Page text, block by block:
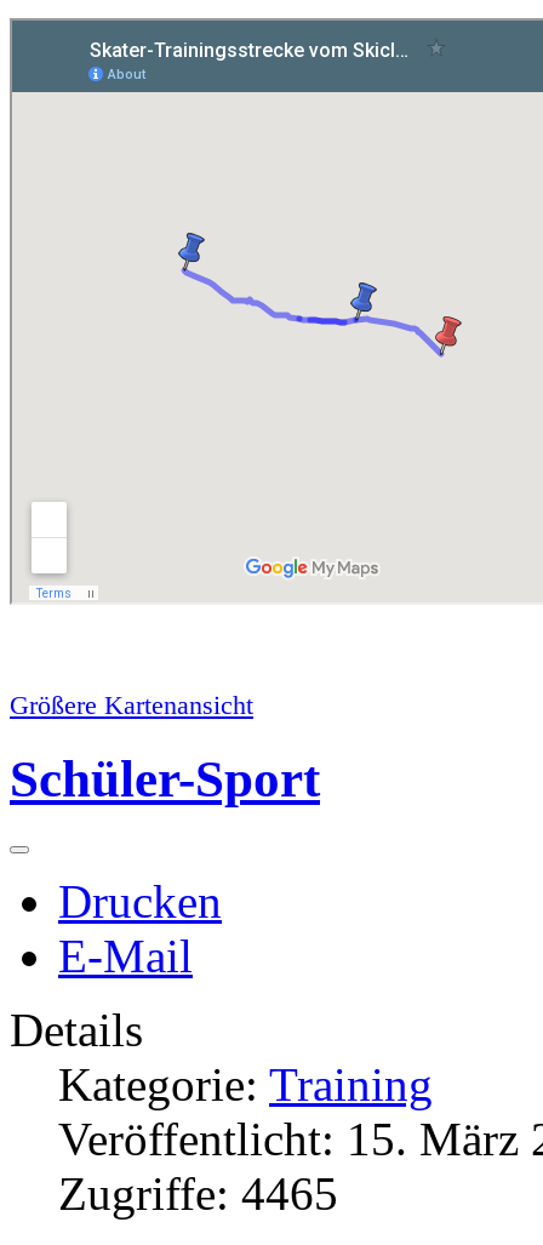
Größere Kartenansicht
Schüler-Sport
Drucken
E-Mail
Details
Kategorie: Training
Veröffentlicht: 15. März
Zugriffe: 4465